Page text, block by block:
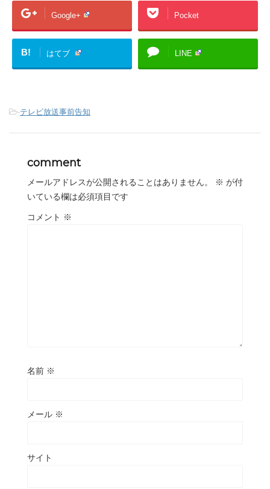
Google+ Pocket
B! はてブ LINE
-テレビ放送事前告知
comment
メールアドレスが公開されることはありません。 ※ が付
いている欄は必須項目です
コメント ※
名前 ※
メール ※
サイト